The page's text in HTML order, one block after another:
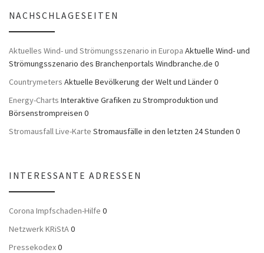
NACHSCHLAGESEITEN
Aktuelles Wind- und Strömungsszenario in Europa Aktuelle Wind- und
Strömungsszenario des Branchenportals Windbranche.de 0
Countrymeters Aktuelle Bevölkerung der Welt und Länder 0
Energy-Charts Interaktive Grafiken zu Stromproduktion und
Börsenstrompreisen 0
Stromausfall Live-Karte Stromausfälle in den letzten 24 Stunden 0
INTERESSANTE ADRESSEN
Corona Impfschaden-Hilfe 0
Netzwerk KRiStA0
Pressekodex0